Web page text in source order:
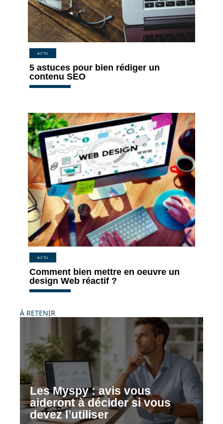
ACTU
5 astuces pour bien rédiger un
contenu SEO
ACTU
Comment bien mettre en oeuvre un
design Web réactif ?
À RETENIR
Les Myspy : avis vous
aideront à décider si vous
devez l’utiliser